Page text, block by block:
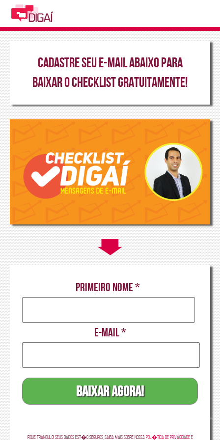
Cadastre seu e-mail abaixo para
baixar o CheckList gratuitamente!
Primeiro nome*
E-mail*
Fique tranquilo! Seus dados est�o seguros, saiba mais sobre nossaPol�tica de Privacidadee